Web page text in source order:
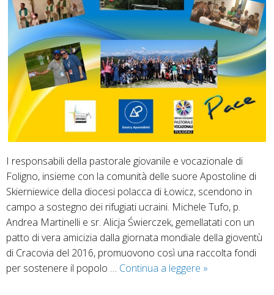
I responsabili della pastorale giovanile e vocazionale di
Foligno, insieme con la comunità delle suore Apostoline di
Skierniewice della diocesi polacca di Łowicz, scendono in
campo a sostegno dei rifugiati ucraini. Michele Tufo, p.
Andrea Martinelli e sr. Alicja Świerczek, gemellatati con un
patto di vera amicizia dalla giornata mondiale della gioventù
di Cracovia del 2016, promuovono così una raccolta fondi
per sostenere il popolo … Continua a leggere La
»